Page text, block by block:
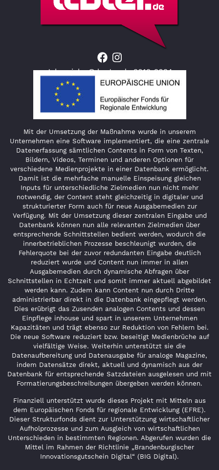
Jahresjahr © lauter.de 2012-2024
Mit der Umsetzung der Maßnahme wurde in unserem
Unternehmen eine Software implementiert, die eine zentrale
Datenerfassung sämtlichen Contents in Form von Texten,
Bildern, Videos, Terminen und anderen Optionen für
verschiedene Medienprojekte in einer Datenbank ermöglicht.
Damit ist die mehrfache manuelle Einspeisung gleichen
Inputs für unterschiedliche Zielmedien nun nicht mehr
notwendig, der Content steht gleichzeitig in digitaler und
strukturierter Form auch für neue Ausgabemedien zur
Verfügung. Mit der Umsetzung dieser zentralen Eingabe und
Datenbank können nun alle relevanten Zielmedien über
entsprechende Schnittstellen bedient werden, wodurch die
innerbetrieblichen Prozesse beschleunigt wurden, die
Fehlerquote bei der zuvor redundanten Eingabe deutlich
reduziert wurde und Content nun immer in allen
Ausgabemedien durch dynamische Abfragen über
Schnittstellen in Echtzeit und somit immer aktuell abgebildet
werden kann. Zudem kann Content nun durch Dritte
administrierbar direkt in die Datenbank eingepflegt werden.
Dies erübrigt das Zusenden analogen Contents und dessen
Einpflege inhouse und spart in unserem Unternehmen
Kapazitäten und trägt ebenso zur Reduktion von Fehlern bei.
Die neue Software reduziert bzw. beseitigt Medienbrüche auf
vielfältige Weise. Weiterhin unterstützt sie die
Datenaufbereitung und Datenausgabe für analoge Magazine,
indem Datensätze direkt, aktuell und dynamisch aus der
Datenbank für entsprechende Satzdateien ausgelesen und mit
Formatierungsbeschreibungen übergeben werden können.
Finanziell unterstützt wurde dieses Projekt mit Mitteln aus
dem Europäischen Fonds für regionale Entwicklung (EFRE).
Dieser Strukturfonds dient zur Unterstützung wirtschaftlicher
Aufholprozesse und zum Ausgleich von wirtschaftlichen
Unterschieden in bestimmten Regionen. Abgerufen wurden die
Mittel im Rahmen der Richtlinie „Brandenburgischer
Innovationsgutschein Digital“ (BIG Digital).